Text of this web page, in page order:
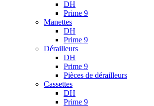
DH
Prime 9
Manettes
DH
Prime 9
Dérailleurs
DH
Prime 9
Pièces de dérailleurs
Cassettes
DH
Prime 9